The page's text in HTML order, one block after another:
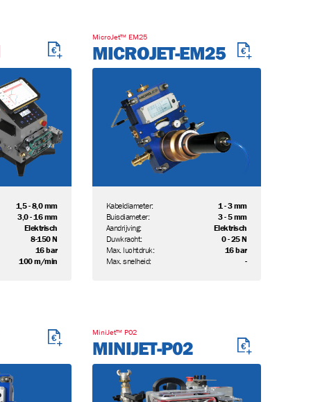
FIBREFLOW-E K-ICOMP3
+5
173BPE
00/0
1,5 - 8,0 mm
3,0 - 16 mm
Elektrisch
8-150 N
16 bar
100 m/min
MicroJet™ EM25
MICROJET-EM25
Kabeldiameter:
1 - 3 mm
Buisdiameter:
3 - 5 mm
Aandrijving:
Elektrisch
Duwkracht:
0 - 25 N
Max. luchtdruk:
16 bar
Max. snelheid:
-
MiniJet™ P02
MINIJET-P02